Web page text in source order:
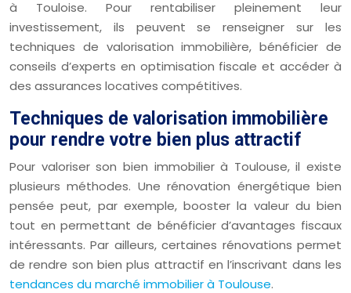
à Touloise. Pour rentabiliser pleinement leur
investissement, ils peuvent se renseigner sur les
techniques de valorisation immobilière, bénéficier de
conseils d’experts en optimisation fiscale et accéder à
des assurances locatives compétitives.
Techniques de valorisation immobilière
pour rendre votre bien plus attractif
Pour valoriser son bien immobilier à Toulouse, il existe
plusieurs méthodes. Une rénovation énergétique bien
pensée peut, par exemple, booster la valeur du bien
tout en permettant de bénéficier d’avantages fiscaux
intéressants. Par ailleurs, certaines rénovations permet
de rendre son bien plus attractif en l’inscrivant dans les
tendances du marché immobilier à Toulouse.